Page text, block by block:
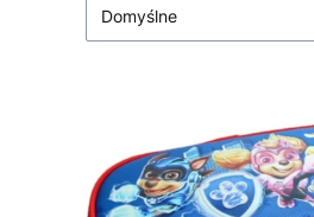
Domyślne